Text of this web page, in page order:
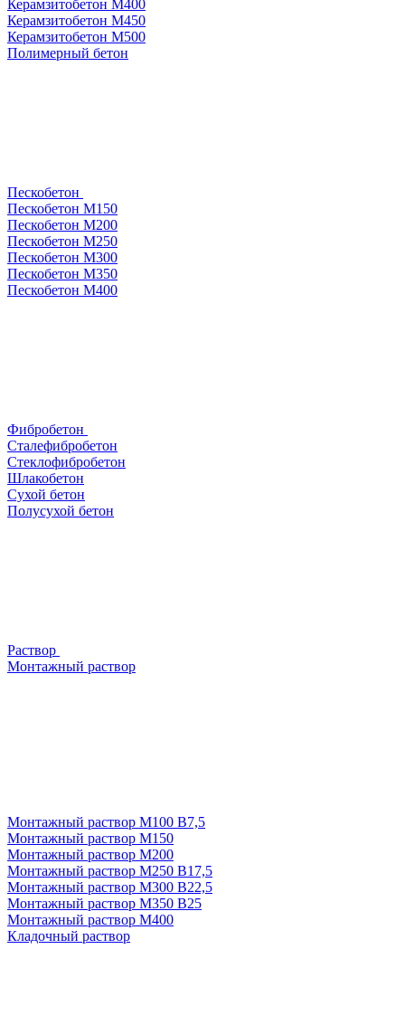
Керамзитобетон М400
Керамзитобетон М450
Керамзитобетон М500
Полимерный бетон
Пескобетон
Пескобетон М150
Пескобетон М200
Пескобетон М250
Пескобетон М300
Пескобетон М350
Пескобетон М400
Фибробетон
Сталефибробетон
Стеклофибробетон
Шлакобетон
Сухой бетон
Полусухой бетон
Раствор
Монтажный раствор
Монтажный раствор М100 В7,5
Монтажный раствор М150
Монтажный раствор М200
Монтажный раствор М250 В17,5
Монтажный раствор М300 В22,5
Монтажный раствор М350 В25
Монтажный раствор М400
Кладочный раствор